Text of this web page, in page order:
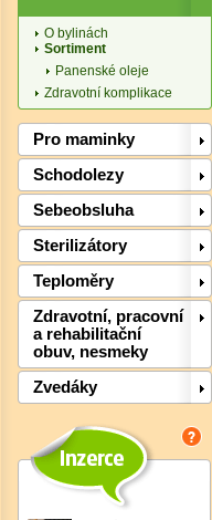
O bylinách
Sortiment
Panenské oleje
Zdravotní komplikace
Pro maminky
Schodolezy
Sebeobsluha
Sterilizátory
Teploměry
Zdravotní, pracovní
a rehabilitační
obuv, nesmeky
Zvedáky
Detail